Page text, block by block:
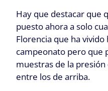
Hay que destacar que
puesto ahora a solo
Florencia que ha
campeonato pero que
muestras de la
entre los de arriba.